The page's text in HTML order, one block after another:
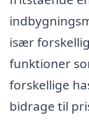
især
funktioner
forskellige
bidrage til